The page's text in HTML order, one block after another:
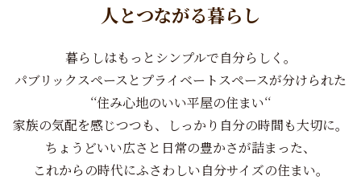
人とつながる暮らし
暮らしはもっとシンプルで自分らしく。
パブリックスペースとプライベートスペースが分けられた
‘‘住み心地のいい平屋の住まい‘‘
家族の気配を感じつつも、しっかり自分の時間も大切に。
ちょうどいい広さと日常の豊かさが詰まった、
これからの時代にふさわしい自分サイズの住まい。